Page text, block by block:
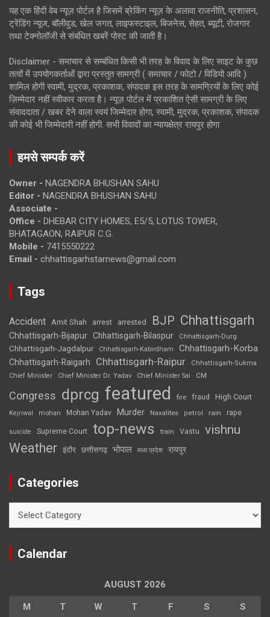
यह एक हिंदी वेब न्यूज़ पोर्टल है जिसमें ब्रेकिंग न्यूज़ के अलावा राजनीति, प्रशासन,
ट्रेंडिंग न्यूज, बॉलीवुड, खेल जगत, लाइफस्टाइल, बिजनेस, सेहत, ब्यूटी, रोजगार
तथा टेक्नोलॉजी से संबंधित खबरें पोस्ट की जाती है।
Disclaimer - समाचार से सम्बंधित किसी भी तरह के विवाद के लिए साइट के कुछ
तत्वों में उपयोगकर्ताओं द्वारा प्रस्तुत सामग्री ( समाचार / फोटो / विडियो आदि )
शामिल होगी स्वामी, मुद्रक, प्रकाशक, संपादक इस तरह के सामग्रियों के लिए कोई
ज़िम्मेदार नहीं स्वीकार करता है। न्यूज़ पोर्टल में प्रकाशित ऐसी सामग्री के लिए
संवाददाता / खबर देने वाला स्वयं जिम्मेदार होगा, स्वामी, मुद्रक, प्रकाशक, संपादक
की कोई भी जिम्मेदारी नहीं होगी. सभी विवादों का न्यायक्षेत्र रायपुर होगा
हमसे सम्पर्क करें
Owner - NAGENDRA BHUSHAN SAHU
Editor - NAGENDRA BHUSHAN SAHU
Associate -
Office - DHEBAR CITY HOMES, E5/5, LOTUS TOWER,
BHATAGAON, RAIPUR C.G.
Mobile - 7415550222
Email - chhattisgarhstarnews@gmail.com
Tags
Accident Amit Shah arrest arrested BJP Chhattisgarh
Chhattisgarh-Bijapur Chhattisgarh-Bilaspur Chhattisgarh-Durg
Chhattisgarh-Jagdalpur Chhattisgarh-Kabirdham Chhattisgarh-Korba
Chhattisgarh-Raigarh Chhattisgarh-Raipur
Chhattisgarh-Sukma
Chief Minister
Chief Minister Dr. Yadav Chief Minister Sai CM
Congress dprcg featured fire fraud High Court
Kejriwal mohan Mohan Yadav Murder Naxalites petrol rain rape
suicide Supreme Court top-news train Vastu vishnu
Weather इंदौर छत्तीसगढ़ भोपाल मध्य प्रदेश रायपुर
Categories
Calendar
AUGUST 2026
M T W T F S S